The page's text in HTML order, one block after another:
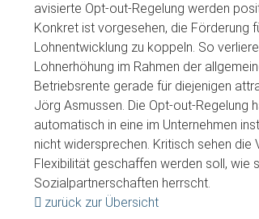
avisierte Opt-out-Regelung werden
Konkret ist vorgesehen, die Förderung
Lohnentwicklung zu koppeln. So
Lohnerhöhung im Rahmen der
Betriebsrente gerade für diejenigen
Jörg Asmussen. Die Opt-out-Regelung
automatisch in eine im Unternehmen
nicht widersprechen. Kritisch sehen die
Flexibilität geschaffen werden soll, wie
Sozialpartnerschaften herrscht.
zurück zur Übersicht